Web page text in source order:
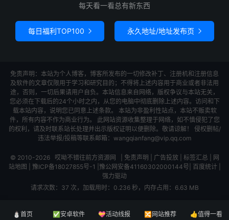
每天看一看总有新东西
每日福利TOP100  永久地址/地址发布页 
免责声明：本站为个人博客，博客所发布的一切修改补丁、注册机和注册信息
及软件的文章仅限用于学习和研究目的；不得将上述内容用于商业或者非法用
途，否则，一切后果请用户自负。本站信息来自网络，版权争议与本站无关，
您必须在下载后的24个小时之内，从您的电脑中彻底删除上述内容。访问和下
载本站内容，说明您已同意上述条款。 本站为非盈利性站点，本站不贩卖软
件，所有内容不作为商业行为。 此网站资源收集整理于网络，如不慎侵犯了您
的权利，请及时联系站长处理并出示版权证明以便删除。敬请谅解！ 侵权删帖/
违法举报/投稿等联系邮箱：wangqianfang@vip.qq.com
© 2010-2026 哎呦不错往前方资源网 免责声明 广告投放| 标签汇总
网
站地图
豫ICP备18027855号-1 豫公网安备41160302000144号 百度统计|
强力驱动
请求次数：37 次，加载用时：0.236 秒，内存占用：6.63 MB
⛄首页 ✅安卓软件 💝活动线报 🔀网站推荐 👍值得一看